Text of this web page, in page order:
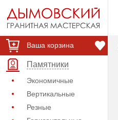
Ваша корзина
Памятники
Экономичные
Вертикальные
Резные